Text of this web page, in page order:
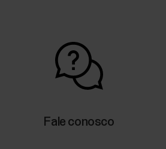
Se você é um atleta
Se você gosta de
academia
teste de campo...
Fale conosco